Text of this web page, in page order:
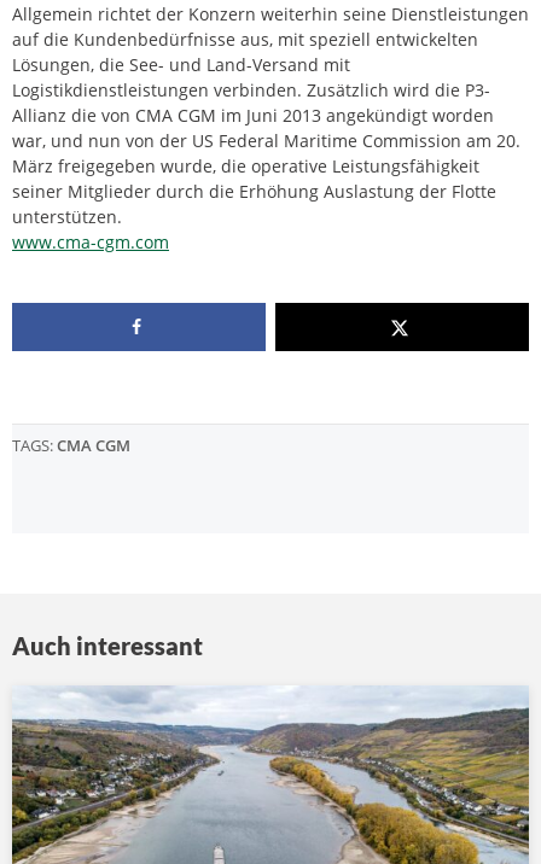
Allgemein richtet der Konzern weiterhin seine Dienstleistungen
auf die Kundenbedürfnisse aus, mit speziell entwickelten
Lösungen, die See- und Land-Versand mit
Logistikdienstleistungen verbinden. Zusätzlich wird die P3-
Allianz die von CMA CGM im Juni 2013 angekündigt worden
war, und nun von der US Federal Maritime Commission am 20.
März freigegeben wurde, die operative Leistungsfähigkeit
seiner Mitglieder durch die Erhöhung Auslastung der Flotte
unterstützen.
www.cma-cgm.com
TAGS:CMA CGM
Auch interessant